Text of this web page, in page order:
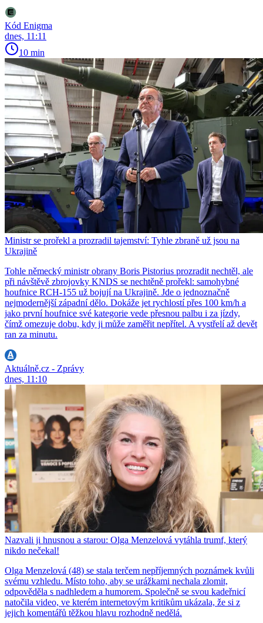
Kód Enigma
dnes, 11:11
10 min
Ministr se prořekl a prozradil tajemství: Tyhle zbraně už jsou na
Ukrajině
Tohle německý ministr obrany Boris Pistorius prozradit nechtěl, ale
při návštěvě zbrojovky KNDS se nechtěně prořekl: samohybné
houfnice RCH-155 už bojují na Ukrajině. Jde o jednoznačně
nejmodernější západní dělo. Dokáže jet rychlostí přes 100 km/h a
jako první houfnice své kategorie vede přesnou palbu i za jízdy,
čímž omezuje dobu, kdy ji může zaměřit nepřítel. A vystřelí až devět
ran za minutu.
Aktuálně.cz - Zprávy
dnes, 11:10
Nazvali ji hnusnou a starou: Olga Menzelová vytáhla trumf, který
nikdo nečekal!
Olga Menzelová (48) se stala terčem nepříjemných poznámek kvůli
svému vzhledu. Místo toho, aby se urážkami nechala zlomit,
odpověděla s nadhledem a humorem. Společně se svou kadeřnicí
natočila video, ve kterém internetovým kritikům ukázala, že si z
jejich komentářů těžkou hlavu rozhodně nedělá.